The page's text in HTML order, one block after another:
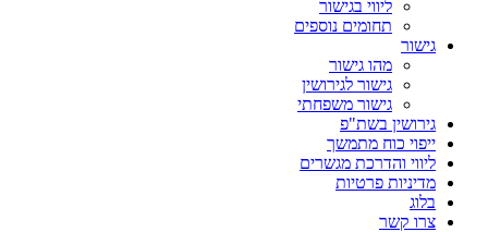
ליווי בגישור
תחומים נוספים
גישור
מהו גישור
גישור לגירושין
גישור משפחתי
גירושין בשת"פ
ייפוי כוח מתמשך
ליווי והדרכת מגשרים
מדיניות פרטיות
בלוג
צרו קשר